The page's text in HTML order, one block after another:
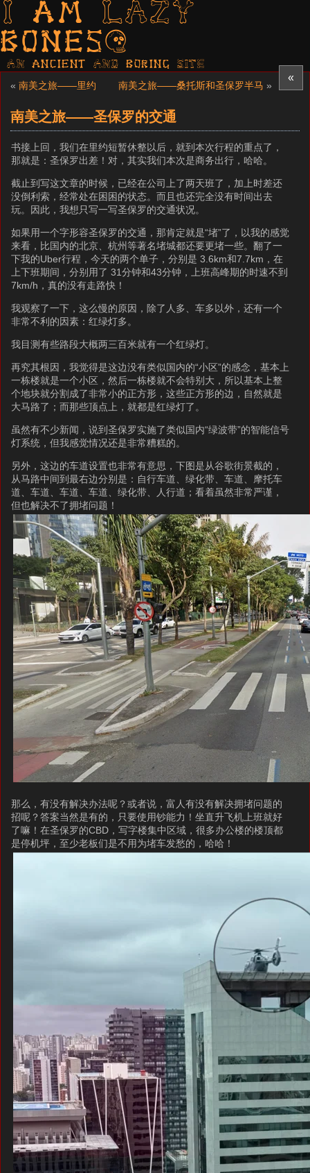
I am LAZY
bones?
AN ancient AND boring SITE
«
« 南美之旅——里约 南美之旅——桑托斯和圣保罗半马 »
南美之旅——圣保罗的交通
书接上回，我们在里约短暂休整以后，就到本次行程的重点了，
那就是：圣保罗出差！对，其实我们本次是商务出行，哈哈。
截止到写这文章的时候，已经在公司上了两天班了，加上时差还
没倒利索，经常处在困困的状态。而且也还完全没有时间出去
玩。因此，我想只写一写圣保罗的交通状况。
如果用一个字形容圣保罗的交通，那肯定就是“堵”了，以我的感觉
来看，比国内的北京、杭州等著名堵城都还要更堵一些。翻了一
下我的Uber行程，今天的两个单子，分别是 3.6km和7.7km，在
上下班期间，分别用了 31分钟和43分钟，上班高峰期的时速不到
7km/h，真的没有走路快！
我观察了一下，这么慢的原因，除了人多、车多以外，还有一个
非常不利的因素：红绿灯多。
我目测有些路段大概两三百米就有一个红绿灯。
再究其根因，我觉得是这边没有类似国内的“小区”的感念，基本上
一栋楼就是一个小区，然后一栋楼就不会特别大，所以基本上整
个地块就分割成了非常小的正方形，这些正方形的边，自然就是
大马路了；而那些顶点上，就都是红绿灯了。
虽然有不少新闻，说到圣保罗实施了类似国内“绿波带”的智能信号
灯系统，但我感觉情况还是非常糟糕的。
另外，这边的车道设置也非常有意思，下图是从谷歌街景截的，
从马路中间到最右边分别是：自行车道、绿化带、车道、摩托车
道、车道、车道、车道、绿化带、人行道；看着虽然非常严谨，
但也解决不了拥堵问题！
那么，有没有解决办法呢？或者说，富人有没有解决拥堵问题的
招呢？答案当然是有的，只要使用钞能力！坐直升飞机上班就好
了嘛！在圣保罗的CBD，写字楼集中区域，很多办公楼的楼顶都
是停机坪，至少老板们是不用为堵车发愁的，哈哈！